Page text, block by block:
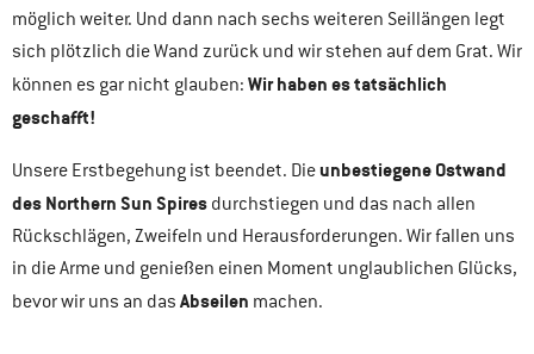
möglich weiter. Und dann nach sechs weiteren Seillängen legt
sich plötzlich die Wand zurück und wir stehen auf dem Grat. Wir
können es gar nicht glauben: Wir haben es tatsächlich
geschafft!
Unsere Erstbegehung ist beendet. Dieunbestiegene Ostwand
des Northern Sun Spires durchstiegen und das nach allen
Rückschlägen, Zweifeln und Herausforderungen. Wir fallen uns
in die Arme und genießen einen Moment unglaublichen Glücks,
bevor wir uns an das Abseilen machen.